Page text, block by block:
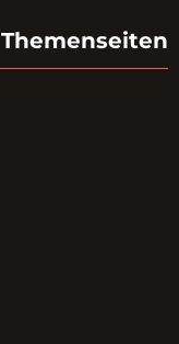
Themenseiten